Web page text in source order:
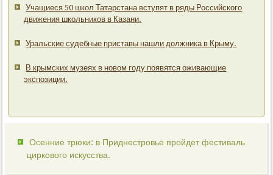
Учащиеся 50 школ Татарстана вступят в ряды Российского
движения школьников в Казани.
Уральские судебные приставы нашли должника в Крыму.
В крымских музеях в новом году появятся оживающие
экспозиции.
Осенние трюки: в Приднестровье пройдет фестиваль
циркового искусства.